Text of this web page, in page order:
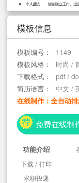
模板信息
模板编号：
1149
模板风格：
时尚 /
下载格式：
pdf /
简历语言：
中文 /
在线制作：全自动
免费在线制
功能介绍
下载 / 打印
求职投递